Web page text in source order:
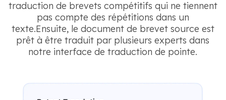
traduction de brevets compétitifs qui ne tiennent
pas compte des répétitions dans un
texte.Ensuite, le document de brevet source est
prêt à être traduit par plusieurs experts dans
notre interface de traduction de pointe.